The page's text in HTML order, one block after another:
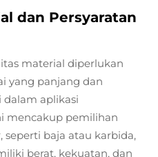
dan Persyaratan
material diperlukan
yang panjang dan
aplikasi
mencakup pemilihan
baja atau karbida,
berat, kekuatan, dan